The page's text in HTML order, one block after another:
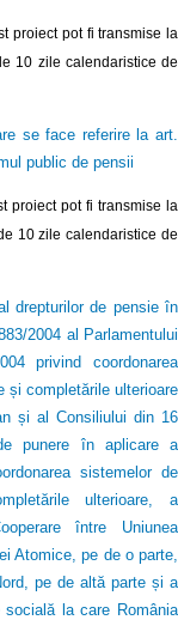
pot fi transmise la
10 zile calendaristice de
se face referire la art.
public de pensii
pot fi transmise la
10 zile calendaristice de
drepturilor de pensie în
2004 al Parlamentului
privind coordonarea
și completările ulterioare
și al Consiliului din 16
punere în aplicare a
sistemelor de
ulterioare, a
între Uniunea
Atomice, pe de o parte,
pe de altă parte și a
socială la care România